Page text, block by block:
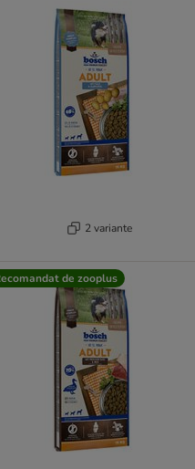
2 variante
de zooplus